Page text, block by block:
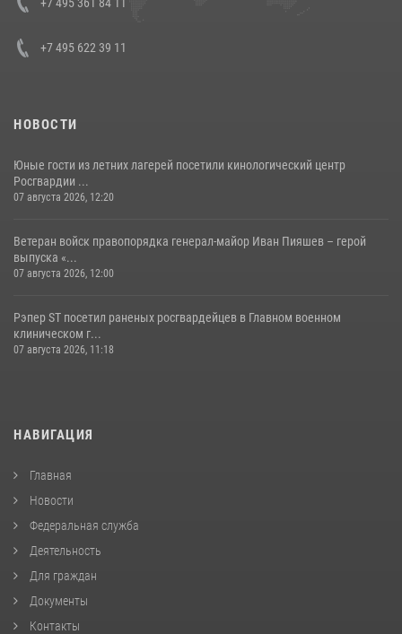
+7 495 622 39 11
НОВОСТИ
Юные гости из летних лагерей посетили кинологический центр
Росгвардии ...
07 августа 2026, 12:20
Ветеран войск правопорядка генерал-майор Иван Пияшев – герой
выпуска «...
07 августа 2026, 12:00
Рэпер ST посетил раненых росгвардейцев в Главном военном
клиническом г...
07 августа 2026, 11:18
НАВИГАЦИЯ
Главная
Новости
Федеральная служба
Деятельность
Для граждан
Документы
Контакты